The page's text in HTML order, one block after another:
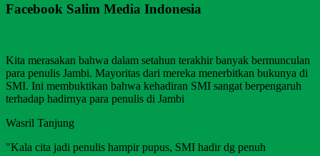
Facebook Salim Media Indonesia
Kita merasakan bahwa dalam setahun terakhir banyak bermunculan
para penulis Jambi. Mayoritas dari mereka menerbitkan bukunya di
SMI. Ini membuktikan bahwa kehadiran SMI sangat berpengaruh
terhadap hadirnya para penulis di Jambi
Wasril Tanjung
"Kala cita jadi penulis hampir pupus, SMI hadir dg penuh